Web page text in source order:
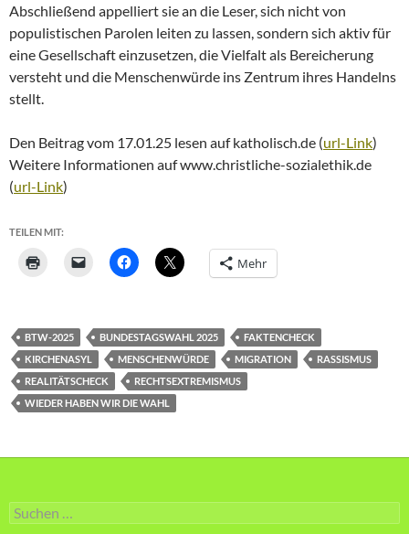
Abschließend appelliert sie an die Leser, sich nicht von
populistischen Parolen leiten zu lassen, sondern sich aktiv für
eine Gesellschaft einzusetzen, die Vielfalt als Bereicherung
versteht und die Menschenwürde ins Zentrum ihres Handelns
stellt.
Den Beitrag vom 17.01.25 lesen auf katholisch.de (url-Link)
Weitere Informationen auf www.christliche-sozialethik.de
(url-Link)
TEILEN MIT:
Mehr
BTW-2025 BUNDESTAGSWAHL 2025
FAKTENCHECK
KIRCHENASYL
MENSCHENWÜRDE MIGRATION
RASSISMUS
REALITÄTSCHECK
RECHTSEXTREMISMUS
WIEDER HABEN WIR DIE WAHL
Suche
nach: